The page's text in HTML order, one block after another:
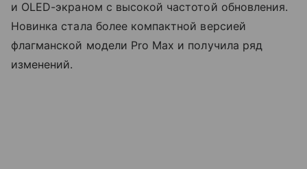
и OLED-экраном с высокой частотой обновления.
Новинка стала более компактной версией
флагманской модели Pro Max и получила ряд
изменений.